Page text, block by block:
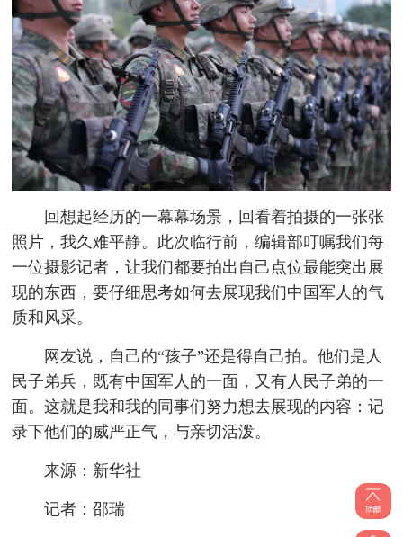
回想起经历的一幕幕场景，回看着拍摄的一张张
照片，我久难平静。此次临行前，编辑部叮嘱我们每
一位摄影记者，让我们都要拍出自己点位最能突出展
现的东西，要仔细思考如何去展现我们中国军人的气
质和风采。
网友说，自己的“孩子”还是得自己拍。他们是人
民子弟兵，既有中国军人的一面，又有人民子弟的一
面。这就是我和我的同事们努力想去展现的内容：记
录下他们的威严正气，与亲切活泼。
来源：新华社
记者：邵瑞